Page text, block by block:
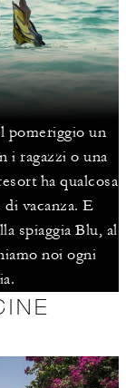
pomeriggio un
i ragazzi o una
ha qualcosa
vacanza. E
spiaggia Blu, al
noi ogni